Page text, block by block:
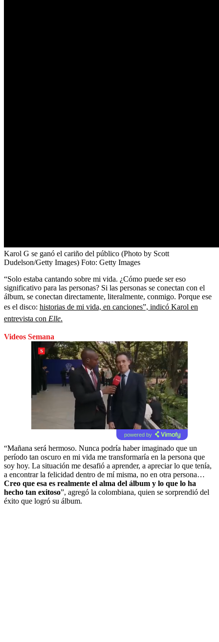
Karol G se ganó el cariño del público (Photo by Scott
Dudelson/Getty Images) Foto: Getty Images
“Solo estaba cantando sobre mi vida. ¿Cómo puede ser eso
significativo para las personas? Si las personas se conectan con el
álbum, se conectan directamente, literalmente, conmigo. Porque ese
es el disco: historias de mi vida, en canciones”, indicó Karol en
entrevista con Elle.
Videos Semana
powered by
“Mañana será hermoso. Nunca podría haber imaginado que un
período tan oscuro en mi vida me transformaría en la persona que
soy hoy. La situación me desafió a aprender, a apreciar lo que tenía,
a encontrar la felicidad dentro de mí misma, no en otra persona…
Creo que esa es realmente el alma del álbum y lo que lo ha
hecho tan exitoso”, agregó la colombiana, quien se sorprendió del
éxito que logró su álbum.